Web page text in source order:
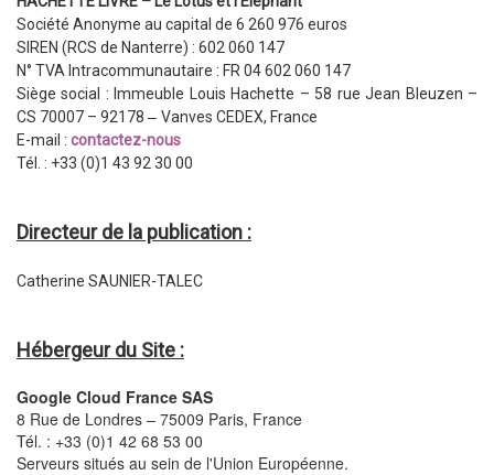
Société Anonyme au capital de 6 260 976 euros
SIREN (RCS de Nanterre) : 602 060 147
N° TVA Intracommunautaire : FR 04 602 060 147
Siège social : Immeuble Louis Hachette – 58 rue Jean Bleuzen –
CS 70007 – 92178 – Vanves CEDEX, France
E-mail : contactez-nous
Tél. : +33 (0)1 43 92 30 00
Directeur de la publication :
Catherine SAUNIER-TALEC
Hébergeur du Site :
Google Cloud France SAS
8 Rue de Londres – 75009 Paris, France
Tél. : +33 (0)1 42 68 53 00
Serveurs situés au sein de l'Union Européenne.